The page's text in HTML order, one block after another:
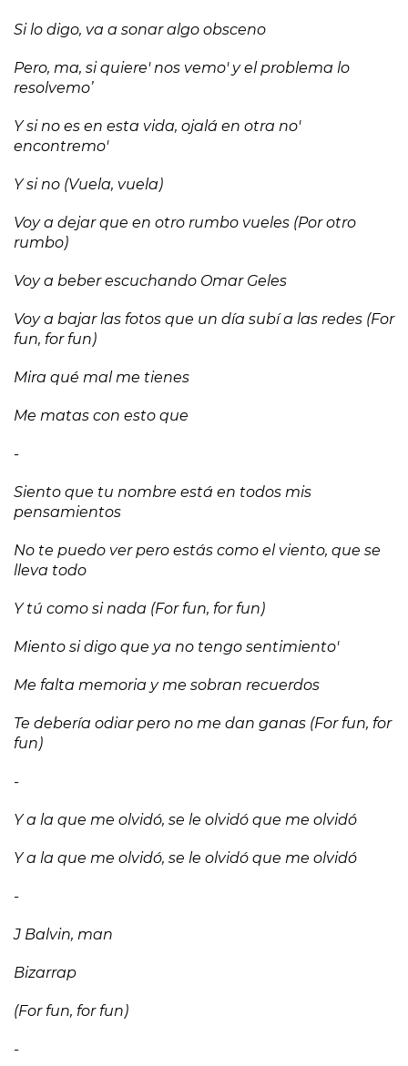
Si lo digo, va a sonar algo obsceno
Pero, ma, si quiere' nos vemo' y el problema lo
resolvemo’
Y si no es en esta vida, ojalá en otra no'
encontremo'
Y si no (Vuela, vuela)
Voy a dejar que en otro rumbo vueles (Por otro
rumbo)
Voy a beber escuchando Omar Geles
Voy a bajar las fotos que un día subí a las redes (For
fun, for fun)
Mira qué mal me tienes
Me matas con esto que
-
Siento que tu nombre está en todos mis
pensamientos
No te puedo ver pero estás como el viento, que se
lleva todo
Y tú como si nada (For fun, for fun)
Miento si digo que ya no tengo sentimiento'
Me falta memoria y me sobran recuerdos
Te debería odiar pero no me dan ganas (For fun, for
fun)
-
Y a la que me olvidó, se le olvidó que me olvidó
Y a la que me olvidó, se le olvidó que me olvidó
-
J Balvin, man
Bizarrap
(For fun, for fun)
-